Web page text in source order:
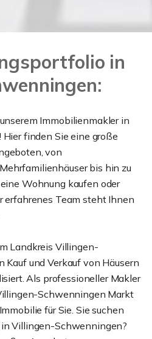
in
Immobilienmakler in
finden Sie eine große
von
bis hin zu
Wohnung kaufen oder
erfahrenes Team steht Ihnen
Landkreis Villingen-
und Verkauf von Häusern
Als professioneller Makler
Schwenningen Markt
für Sie. Sie suchen
Villingen-Schwenningen?